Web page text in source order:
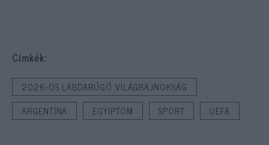
Cimkék:
2026-OS LABDARÚGÓ VILÁGBAJNOKSÁG
ARGENTÍNA
EGYIPTOM SPORT UEFA